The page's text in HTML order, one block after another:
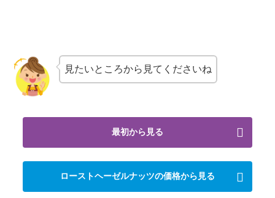
見たいところから見てくださいね
最初から見る
ローストヘーゼルナッツの価格から見る